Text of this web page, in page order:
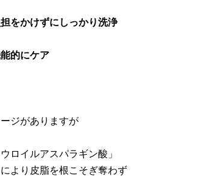
をかけずにしっかり洗浄
的にケア
ジがありますが
ロイルアスパラギン酸」
より皮脂を根こそぎ奪わず